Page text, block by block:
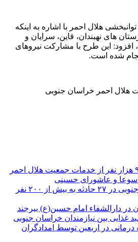
هلال احمر با اشاره به اینکه
های نهبندان، قاین، سرایان و
این طرح با مشارکت نیروهای
شده است.
هلال احمر خراسان جنوبی
بهره‌مندی بیش از ۹۱ هزار نفر از خدمات جمعیت هلال احمر
و عاشورای حسینی
هلال احمر خراسان جنوبی در ۲۷ حادثه به بیش از ۲۰۰ نفر
در دارالشفاء امام حسین(ع) بیرجند
خدمت درمانی در اربعین توسط امدادگران